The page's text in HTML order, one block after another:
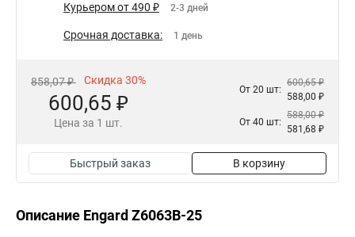
Курьером от 490 ₽ 2-3 дней
Срочная доставка: 1 день
858,07 ₽ Скидка 30%
600,65 ₽
Цена за 1 шт.
От 20 шт:
600,65 ₽
588,00 ₽
От 40 шт:
588,00 ₽
581,68 ₽
Быстрый заказ В корзину
Описание Engard Z6063B-25